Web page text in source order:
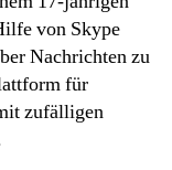
von Skype
Nachrichten zu
für
zufälligen